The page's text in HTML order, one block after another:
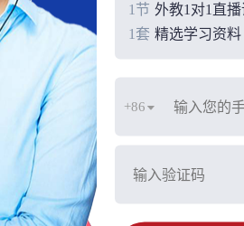
1节 外教1对1直
1套 精选学习资料
+86